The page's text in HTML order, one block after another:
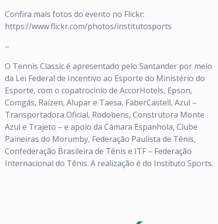
Confira mais fotos do evento no Flickr:
https://www.flickr.com/photos/institutosports
–
O Tennis Classic é apresentado pelo Santander por meio
da Lei Federal de Incentivo ao Esporte do Ministério do
Esporte, com o copatrocínio de AccorHotels, Epson,
Comgás, Raízen, Alupar e Taesa, FaberCastell, Azul –
Transportadora Oficial, Rodobens, Construtora Monte
Azul e Trajeto – e apoio da Cámara Espanhola, Clube
Paineiras do Morumby, Federação Paulista de Tênis,
Confederação Brasileira de Tênis e ITF – Federação
Internacional do Tênis. A realização é do Instituto Sports.